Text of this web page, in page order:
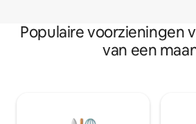
Populaire voorzieningen
van een